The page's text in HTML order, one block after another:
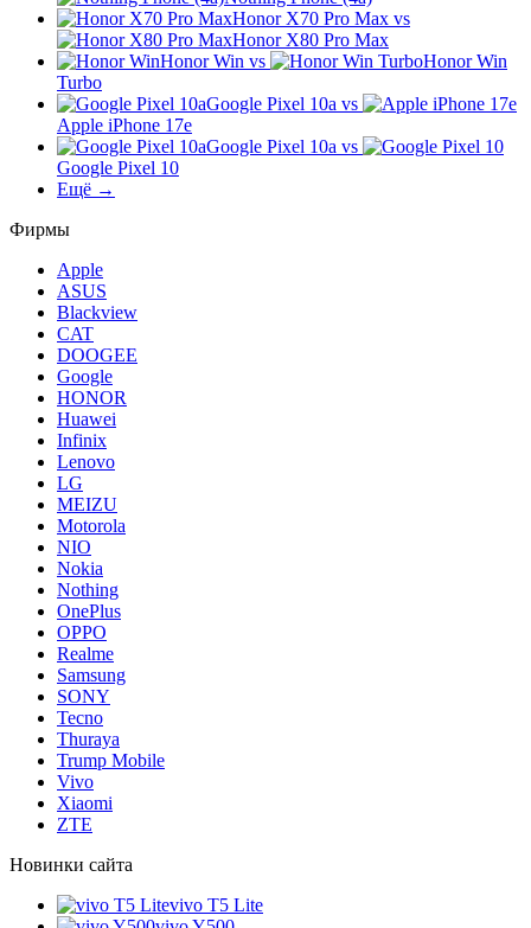
Honor X70 Pro Max vs
Honor X80 Pro Max
Honor Win vs
Honor Win
Turbo
Google Pixel 10a vs
Apple iPhone 17e
Google Pixel 10a vs
Google Pixel 10
Ещё →
Фирмы
Apple
ASUS
Blackview
CAT
DOOGEE
Google
HONOR
Huawei
Infinix
Lenovo
LG
MEIZU
Motorola
NIO
Nokia
Nothing
OnePlus
OPPO
Realme
Samsung
SONY
Tecno
Thuraya
Trump Mobile
Vivo
Xiaomi
ZTE
Новинки сайта
vivo T5 Lite